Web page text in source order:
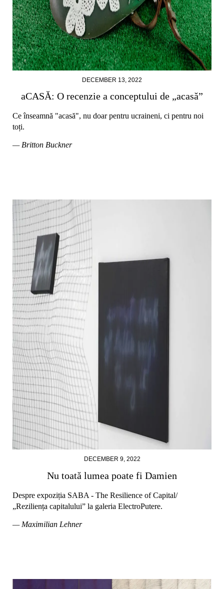
DECEMBER 13, 2022
aCASĂ: O recenzie a conceptului de „acasă”
Ce înseamnă "acasă", nu doar pentru ucraineni, ci pentru noi
toți.
— Britton Buckner
DECEMBER 9, 2022
Nu toată lumea poate fi Damien
Despre expoziția SABA - The Resilience of Capital/
„Reziliența capitalului” la galeria ElectroPutere.
— Maximilian Lehner